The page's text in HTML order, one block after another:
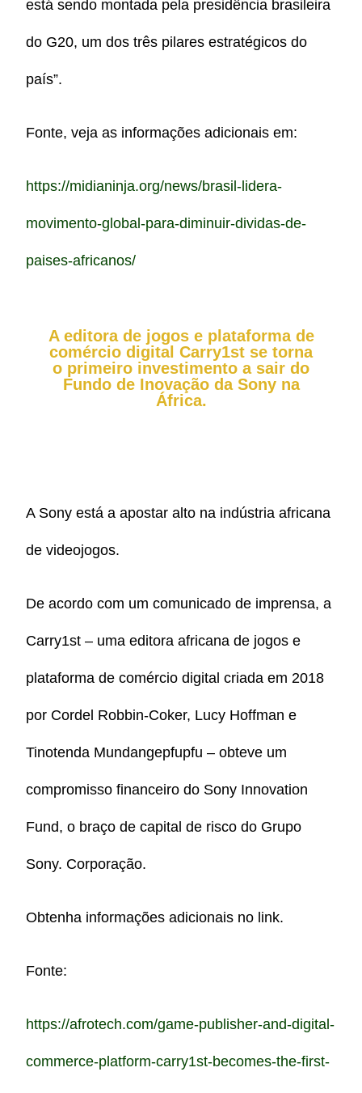
está sendo montada pela presidência brasileira
do G20, um dos três pilares estratégicos do
país”.
Fonte, veja as informações adicionais em:
https://midianinja.org/news/brasil-lidera-
movimento-global-para-diminuir-dividas-de-
paises-africanos/
A editora de jogos e plataforma de
comércio digital Carry1st se torna
o primeiro investimento a sair do
Fundo de Inovação da Sony na
África.
A Sony está a apostar alto na indústria africana
de videojogos.
De acordo com um comunicado de imprensa, a
Carry1st – uma editora africana de jogos e
plataforma de comércio digital criada em 2018
por Cordel Robbin-Coker, Lucy Hoffman e
Tinotenda Mundangepfupfu – obteve um
compromisso financeiro do Sony Innovation
Fund, o braço de capital de risco do Grupo
Sony. Corporação.
Obtenha informações adicionais no link.
Fonte:
https://afrotech.com/game-publisher-and-digital-
commerce-platform-carry1st-becomes-the-first-